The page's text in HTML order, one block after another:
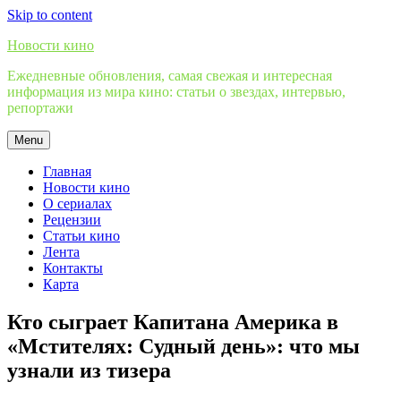
Skip to content
Новости кино
Ежедневные обновления, самая свежая и интересная
информация из мира кино: статьи о звездах, интервью,
репортажи
Menu
Главная
Новости кино
О сериалах
Рецензии
Статьи кино
Лента
Контакты
Карта
Кто сыграет Капитана Америка в
«Мстителях: Cудный день»: что мы
узнали из тизера